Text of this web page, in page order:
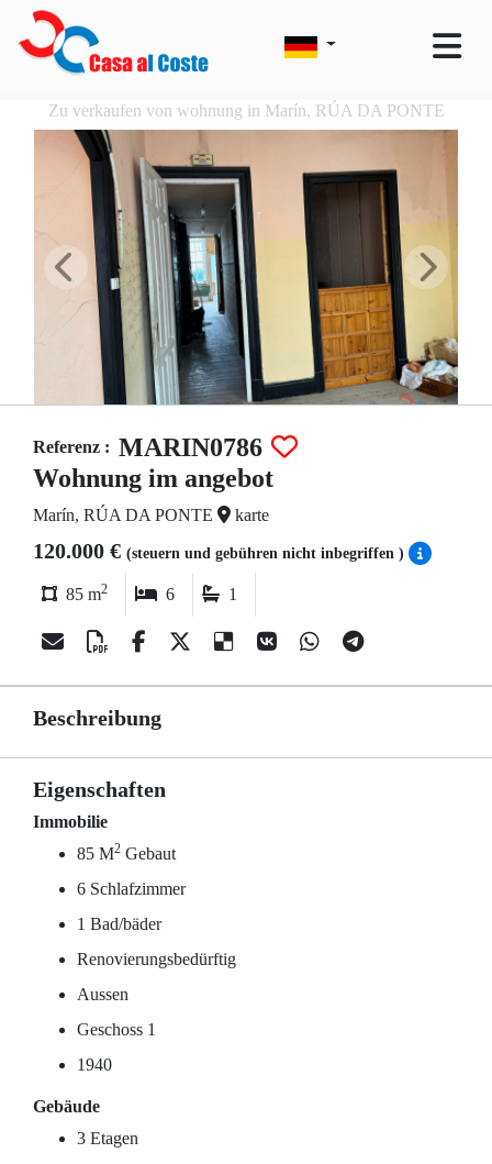
Zu verkaufen von wohnung in Marín, RÚA DA PONTE
Referenz : MARIN0786
Wohnung im angebot
Marín, RÚA DA PONTE karte
120.000 € (steuern und gebühren nicht inbegriffen )
85 m2 6 1
Beschreibung
Eigenschaften
Immobilie
85 M2 Gebaut
6 Schlafzimmer
1 Bad/bäder
Renovierungsbedürftig
Aussen
Geschoss 1
1940
Gebäude
3 Etagen